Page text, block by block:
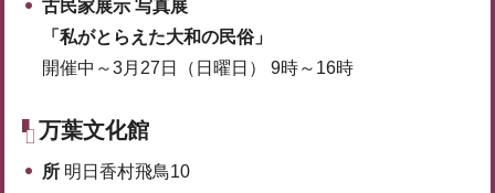
古民家展示 写真展
「私がとらえた大和の民俗」
開催中～3月27日（日曜日） 9時～16時
万葉文化館
所 明日香村飛鳥10